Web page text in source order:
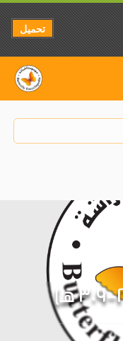
تحميل